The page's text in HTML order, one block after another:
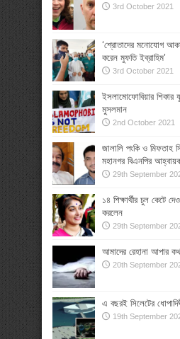
3rd October 2021
‘শ্রোতাদের মনোযোগ
করেন মুফতি ইব্রাহিম’
3rd October 2021
ইসলামোফোবিয়ার শিকার
মুসলমান
2nd October 2021
জালালি পংকি ও মিফতাহ
মহানগর বিএনপির
29th September
১৪ শিক্ষার্থীর চুল কেটে
করলেন
29th September
আমাদের রেহানা আপার
20th September
এ বছরই সিলেটের
19th September